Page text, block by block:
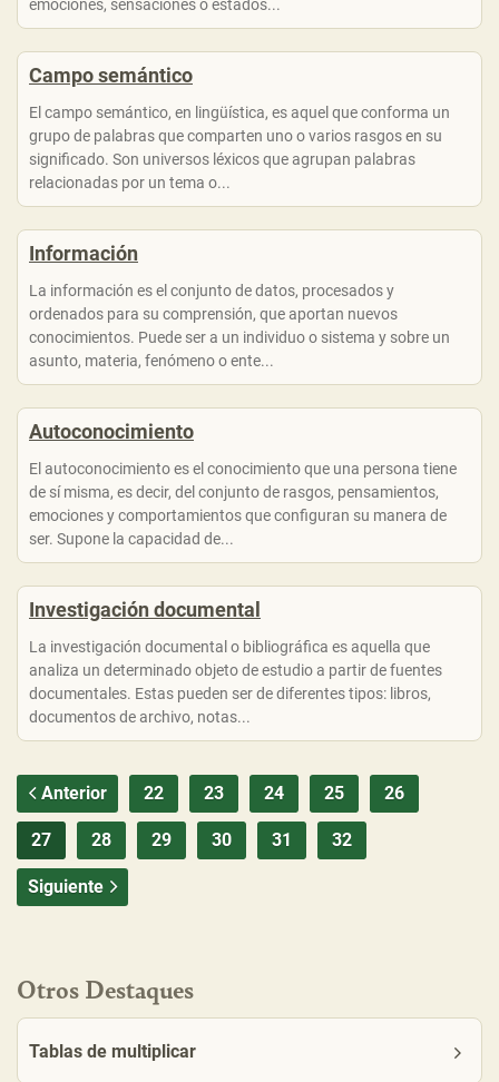
emociones, sensaciones o estados...
Campo semántico
El campo semántico, en lingüística, es aquel que conforma un
grupo de palabras que comparten uno o varios rasgos en su
significado. Son universos léxicos que agrupan palabras
relacionadas por un tema o...
Información
La información es el conjunto de datos, procesados y
ordenados para su comprensión, que aportan nuevos
conocimientos. Puede ser a un individuo o sistema y sobre un
asunto, materia, fenómeno o ente...
Autoconocimiento
El autoconocimiento es el conocimiento que una persona tiene
de sí misma, es decir, del conjunto de rasgos, pensamientos,
emociones y comportamientos que configuran su manera de
ser. Supone la capacidad de...
Investigación documental
La investigación documental o bibliográfica es aquella que
analiza un determinado objeto de estudio a partir de fuentes
documentales. Estas pueden ser de diferentes tipos: libros,
documentos de archivo, notas...
Anterior 22 23 24 25 26
27 28 29 30 31 32
Siguiente
Otros Destaques
Tablas de multiplicar